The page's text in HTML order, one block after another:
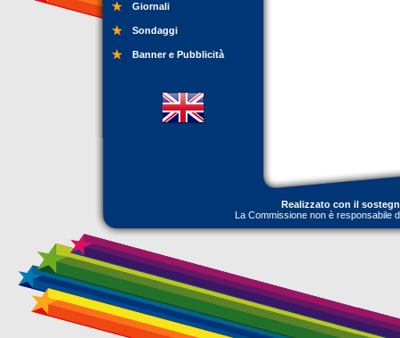
Giornali
Sondaggi
Banner e Pubblicità
Realizzato con il
La Commissione non è responsabile